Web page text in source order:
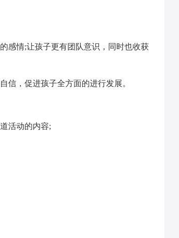
情;让孩子更有团队意识，同时也收获
，促进孩子全方面的进行发展。
活动的内容;